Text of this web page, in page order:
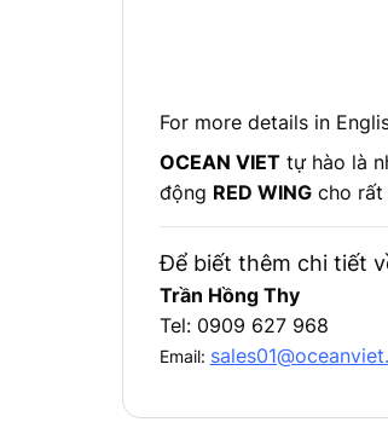
For more details in
OCEAN VIETtự hào là
động RED WINGcho rất
Để biết thêm chi tiết
Trần Hồng Thy
Tel: 0909 627 968
Email: